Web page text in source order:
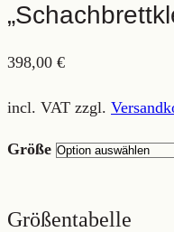
398,00 €
incl. VAT zzgl.
Größe
Größentabelle